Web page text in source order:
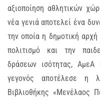
αξιοποίηση αθλητικών
νέα γενιά αποτελεί ένα
την οποία η δημοτική
πολιτισμό και την
δράσεων ισότητας, ΑμεΑ
γεγονός αποτέλεσε η
Βιβλιοθήκης «Μενέλαος